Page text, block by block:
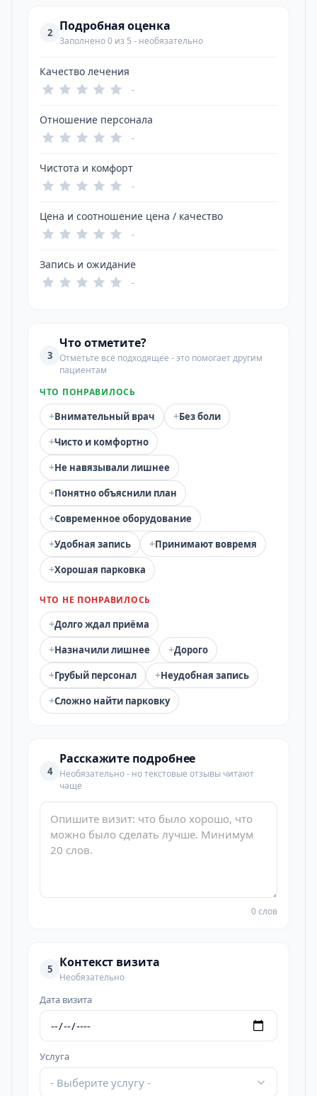
2 Подробная оценка
Заполнено 0 из 5 - необязательно
Качество лечения
-
Отношение персонала
-
Чистота и комфорт
-
Цена и соотношение цена / качество
-
Запись и ожидание
-
3
Что отметите?
Отметьте всё подходящее - это помогает другим
пациентам
ЧТО ПОНРАВИЛОСЬ
+Внимательный врач +Без боли
+Чисто и комфортно
+Не навязывали лишнее
+Понятно объяснили план
+Современное оборудование
+Удобная запись +Принимают вовремя
+Хорошая парковка
ЧТО НЕ ПОНРАВИЛОСЬ
+Долго ждал приёма
+Назначили лишнее +Дорого
+Грубый персонал +Неудобная запись
+Сложно найти парковку
4
Расскажите подробнее
Необязательно - но текстовые отзывы читают
чаще
0 слов
5 Контекст визита
Необязательно
Дата визита
Услуга
- Выберите услугу -